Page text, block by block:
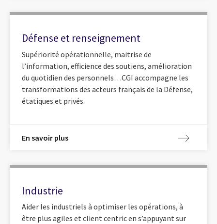
Défense et renseignement
Supériorité opérationnelle, maitrise de
l’information, efficience des soutiens, amélioration
du quotidien des personnels…CGI accompagne les
transformations des acteurs français de la Défense,
étatiques et privés.
En savoir plus
Industrie
Aider les industriels à optimiser les opérations, à
être plus agiles et client centric en s’appuyant sur